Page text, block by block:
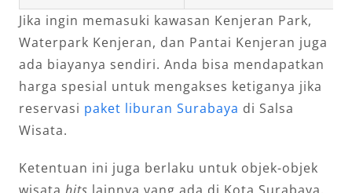
Jika ingin memasuki kawasan Kenjeran Park,
Waterpark Kenjeran, dan Pantai Kenjeran juga
ada biayanya sendiri. Anda bisa mendapatkan
harga spesial untuk mengakses ketiganya jika
reservasi paket liburan Surabaya di Salsa
Wisata.
Ketentuan ini juga berlaku untuk objek-objek